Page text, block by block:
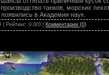
танков, морских
в Академии наук.
| Рейтинг: 0.0/0 | Комментарии (0)